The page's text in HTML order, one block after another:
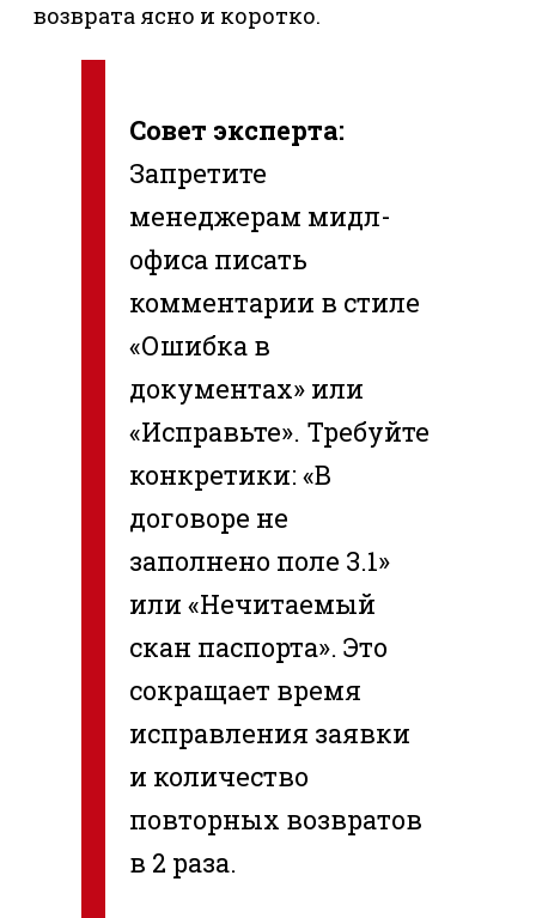
возврата ясно и коротко.
Совет эксперта:
Запретите
менеджерам мидл-
офиса писать
комментарии в стиле
«Ошибка в
документах» или
«Исправьте». Требуйте
конкретики: «В
договоре не
заполнено поле 3.1»
или «Нечитаемый
скан паспорта». Это
сокращает время
исправления заявки
и количество
повторных возвратов
в 2 раза.